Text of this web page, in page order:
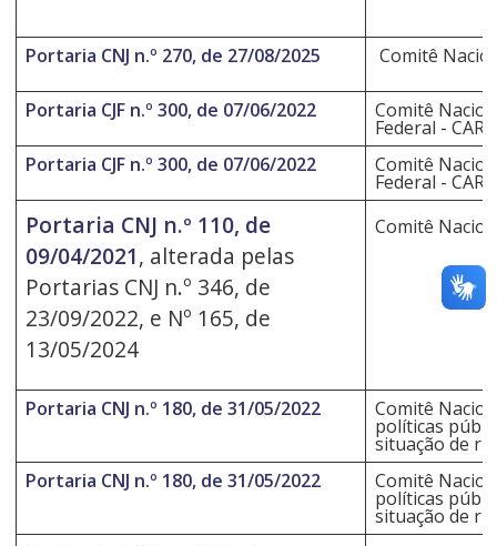
Portaria CNJ n.º 270, de 27/08/2025 Comitê
Portaria CJF n.º 300, de 07/06/2022 Comitê
Federal -
Portaria CJF n.º 300, de 07/06/2022
Comitê
Federal -
Portaria CNJ n.º 110, de
09/04/2021, alterada pelas
Portarias CNJ n.º 346, de
23/09/2022, e Nº 165, de
13/05/2024
Comitê
Portaria CNJ n.º 180, de 31/05/2022 Comitê
políticas
situação de
Portaria CNJ n.º 180, de 31/05/2022
Comitê
políticas
situação de